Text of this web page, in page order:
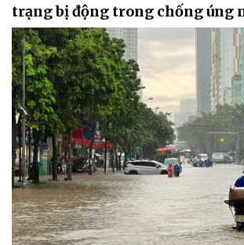
trạng bị động trong chống úng